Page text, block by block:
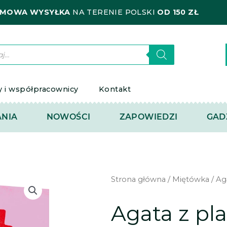
WYSYŁKA NA TERENIE POLSKI OD 150 ZŁ
i współpracownicy Kontakt
NOWOŚCI ZAPOWIEDZI
Strona główna / Miętówka /
Agata z